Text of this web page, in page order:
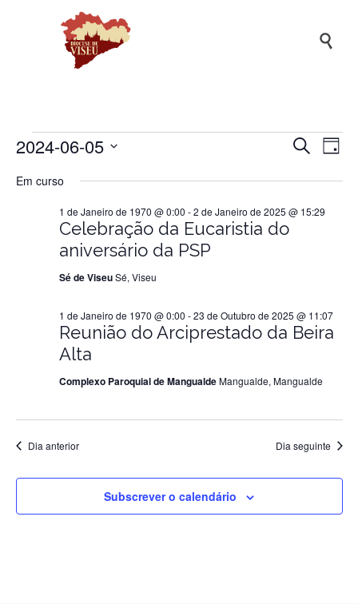

Eventos
Junho
2024
e
Pesquisar
Dia
2024-06-05
a
Em curso
Celebração da Eucaristia do
aniversário da PSP
1 de Janeiro de 1970 @ 0:00 -2 de Janeiro de 2025 @ 15:29
Sé de ViseuSé, Viseu
Reunião do Arciprestado da Beira
Alta
1 de Janeiro de 1970 @ 0:00 -23 de Outubro de 2025 @ 11:07
Complexo Paroquial de MangualdeMangualde, Mangualde
Dia anterior Dia seguinte
Subscrever o calendário